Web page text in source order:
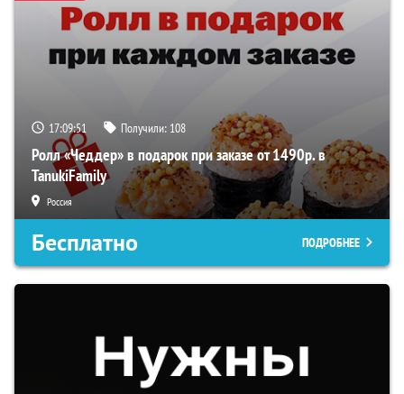
17:09:50 Получили: 108
Ролл «Чеддер» в подарок при заказе от 1490р. в
TanukiFamily
Россия
Бесплатно ПОДРОБНЕЕ